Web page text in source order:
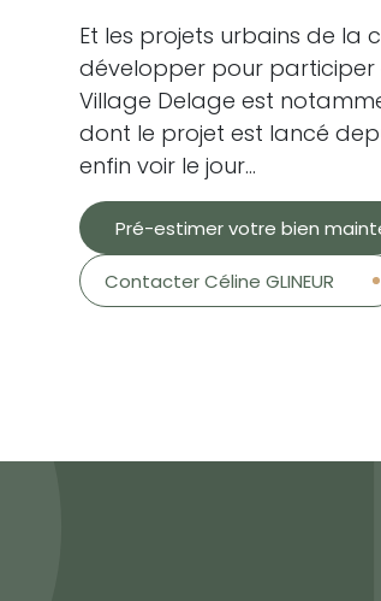
Et les projets urbains de la
développer pour participer
Village Delage est
dont le projet est lancé
enfin voir le jour…
Pré-estimer votre bien
Contacter Céline GLINEUR